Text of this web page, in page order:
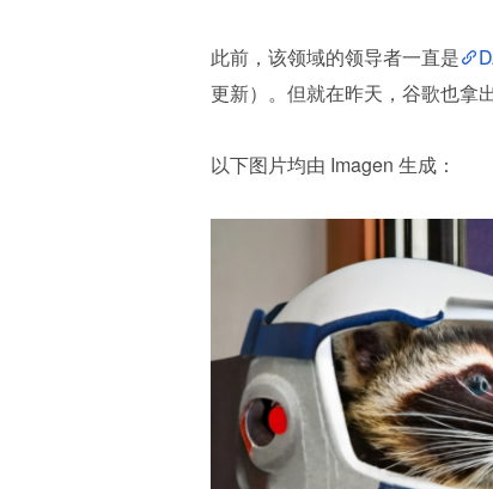
此前，该领域的领导者一直是
更新）。但就在昨天，谷歌也拿
以下图片均由 Imagen 生成：